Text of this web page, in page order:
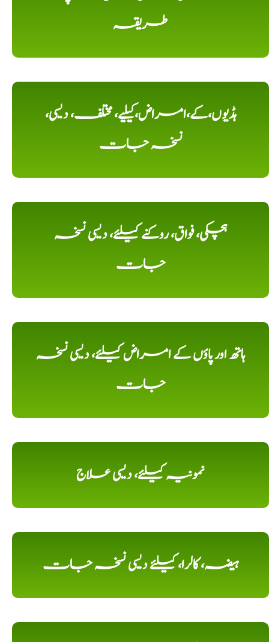
طریقہ
ہڈیوں،کے،امراض،کیلیے، مختلف، دیسی،
نسخہ جات
ہچکی، فواق، روکنے کیلئے، دیسی نسخہ
جات
ہاتھ اور پاؤں کے امراض کیلئے، دیسی نسخہ
جات
نمونیہ کیلئے، دیسی علاج
ہیضہ، کالرا، کیلئے دیسی نسخہ جات